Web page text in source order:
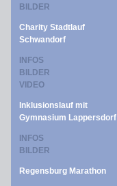
BILDER
Charity Stadtlauf
Schwandorf
INFOS
BILDER
VIDEO
Inklusionslauf mit
Gymnasium Lappersdorf
INFOS
BILDER
Regensburg Marathon